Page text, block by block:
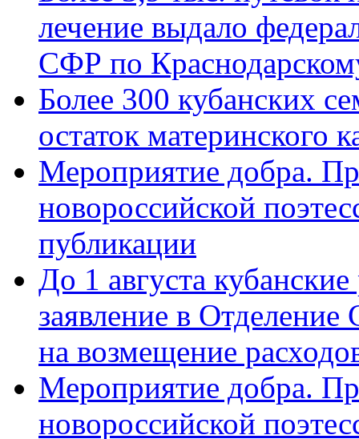
лечение выдало
СФР по
Более 300 кубанских
остаток материнского
Мероприятие добра.
новороссийской
публикации
До 1 августа
заявление в
на возмещение
Мероприятие добра.
новороссийской